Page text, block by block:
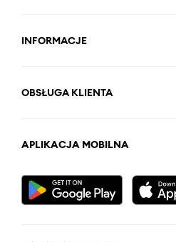
INFORMACJE
OBSŁUGA KLIENTA
APLIKACJA MOBILNA